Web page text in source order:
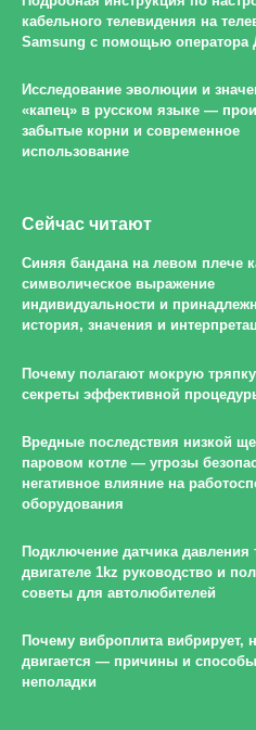
кабельного телевидения на
Samsung с помощью оператора
Исследование эволюции и
«капец» в русском языке —
забытые корни и современное
использование
Сейчас читают
Синяя бандана на левом плече
символическое выражение
индивидуальности и
история, значения и
Почему полагают мокрую
секреты эффективной
Вредные последствия низкой
паровом котле — угрозы
негативное влияние на
оборудования
Подключение датчика давления
двигателе 1kz руководство и
советы для автолюбителей
Почему виброплита вибрирует,
двигается — причины и способы
неполадки